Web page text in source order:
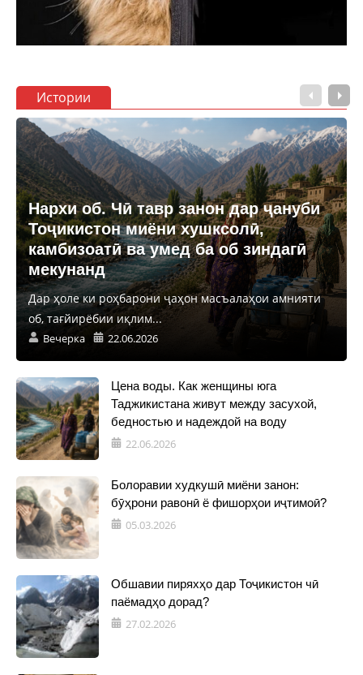
Истории
Нархи об. Чӣ тавр занон дар ҷануби
Тоҷикистон миёни хушксолӣ,
камбизоатӣ ва умед ба об зиндагӣ
мекунанд
Дар ҳоле ки роҳбарони ҷаҳон масъалаҳои амнияти
об, тағйирёбии иқлим...
Вечерка 22.06.2026
Цена воды. Как женщины юга
Таджикистана живут между засухой,
бедностью и надеждой на воду
22.06.2026
Болоравии худкушӣ миёни занон:
бӯҳрони равонӣ ё фишорҳои иҷтимоӣ?
05.03.2026
Обшавии пиряхҳо дар Тоҷикистон чӣ
паёмадҳо дорад?
27.02.2026